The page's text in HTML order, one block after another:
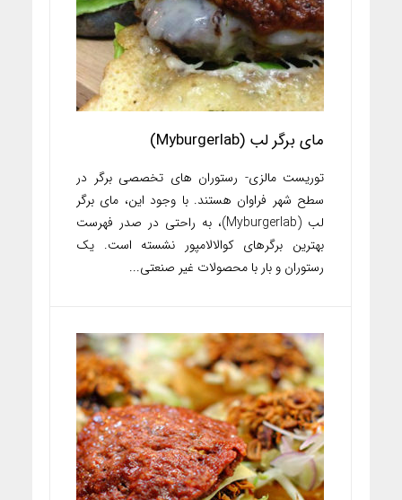
مای برگر لب (Myburgerlab)
توریست مالزی- رستوران های تخصصی برگر در
سطح شهر فراوان هستند. با وجود این، مای برگر
لب (Myburgerlab)، به راحتی در صدر فهرست
بهترین برگرهای کوالالامپور نشسته است. یک
رستوران و بار با محصولات غیر صنعتی...